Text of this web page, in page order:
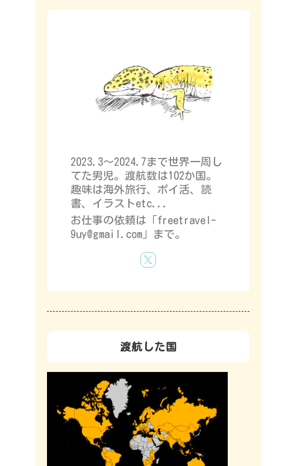
2023.3～2024.7まで世界一周し
てた男児。渡航数は102か国。
趣味は海外旅行、ポイ活、読
書、イラストetc...
お仕事の依頼は「freetravel-
9uy@gmail.com」まで。
渡航した国